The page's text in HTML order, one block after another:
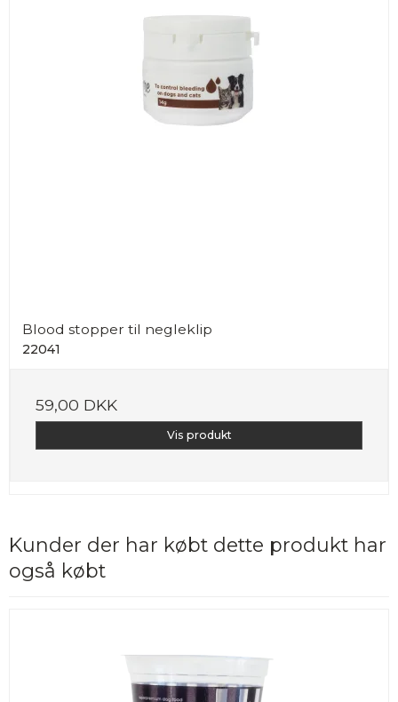
Blood stopper til negleklip
22041
59,00 DKK
Vis produkt
Kunder der har købt dette produkt har
også købt